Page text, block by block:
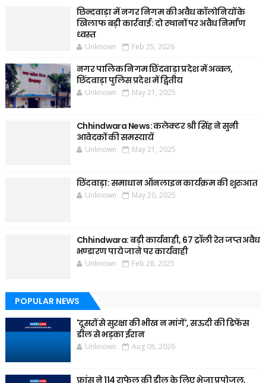
छिन्दवाड़ा में नगर निगम की अवैध कॉलोनियों के
खिलाफ बड़ी कार्रवाई: दो स्थानों पर अवैध निर्माण
ध्वस्त
Unknown Feb 25, 2026
नगर पालिक निगम छिंदवाड़ा प्रदेश में अव्वल,
छिंदवाड़ा पुलिस प्रदेश में द्वितीय
Unknown May 21, 2025
Chhindwara News: कलेक्टर श्री सिंह ने सुनी
आवेदकों की समस्यायें
Unknown May 21, 2025
छिंदवाड़ा: समाधान ऑनलाइन कार्यक्रम की शुरुआत
Unknown May 20, 2025
Chhindwara: बड़ी कार्यवाही, 67 ट्रॉली रेत जप्त अवैध
भण्डारण पाये जाने पर कार्यवाही
Unknown Feb 28, 2025
POPULAR NEWS
'दूसरों से सुरक्षा की भीख न मांगें', सऊदी की डिफेंस
डील से भड़का ईरान
Unknown Aug 08, 2026
फ्रांस ने 114 राफेल की डील के लिए भेजा प्रपोजल,